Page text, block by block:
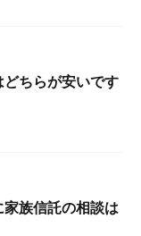
ちらが安いです
族信託の相談は